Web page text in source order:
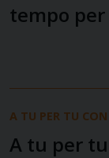
tempo
A TU PER TU
A tu per